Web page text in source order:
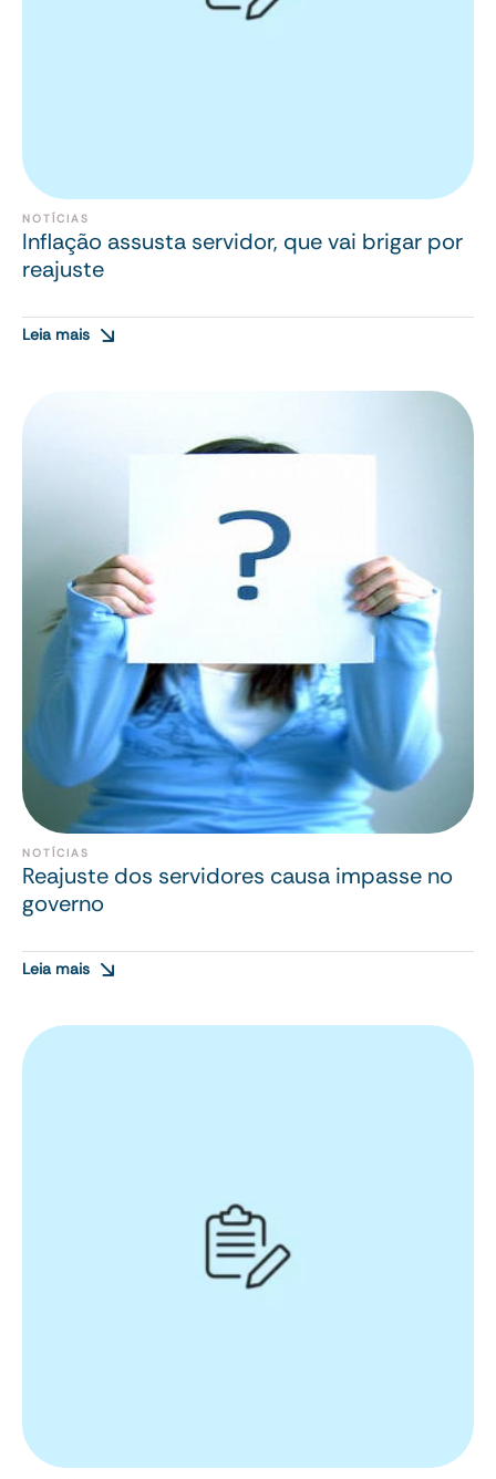
NOTÍCIAS
Inflação assusta servidor, que vai brigar por
reajuste
Leia mais
NOTÍCIAS
Reajuste dos servidores causa impasse no
governo
Leia mais